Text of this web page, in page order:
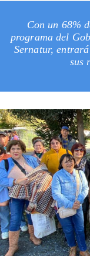
Con un 68%
programa del
Sernatur,
sus